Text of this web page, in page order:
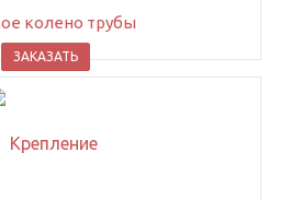
колено трубы
ЗАКАЗАТЬ